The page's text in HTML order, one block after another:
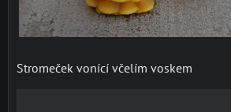
Stromeček vonící včelím voskem